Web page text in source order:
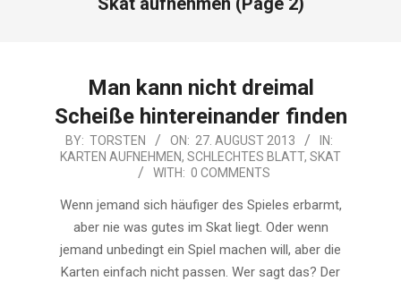
Man kann nicht dreimal
Scheiße hintereinander finden
2013-
08-
BY: TORSTEN ON: 27. AUGUST 2013
IN:
KARTEN AUFNEHMEN, SCHLECHTES BLATT, SKAT
WITH: 0 COMMENTS
Wenn jemand sich häufiger des Spieles erbarmt,
aber nie was gutes im Skat liegt. Oder wenn
jemand unbedingt ein Spiel machen will, aber die
Karten einfach nicht passen. Wer sagt das? Der